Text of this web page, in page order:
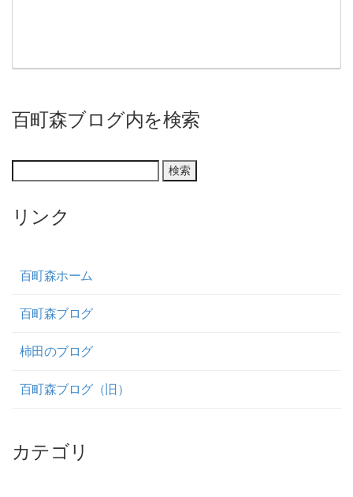
百町森ブログ内を検索
リンク
百町森ホーム
百町森ブログ
柿田のブログ
百町森ブログ（旧）
カテゴリ